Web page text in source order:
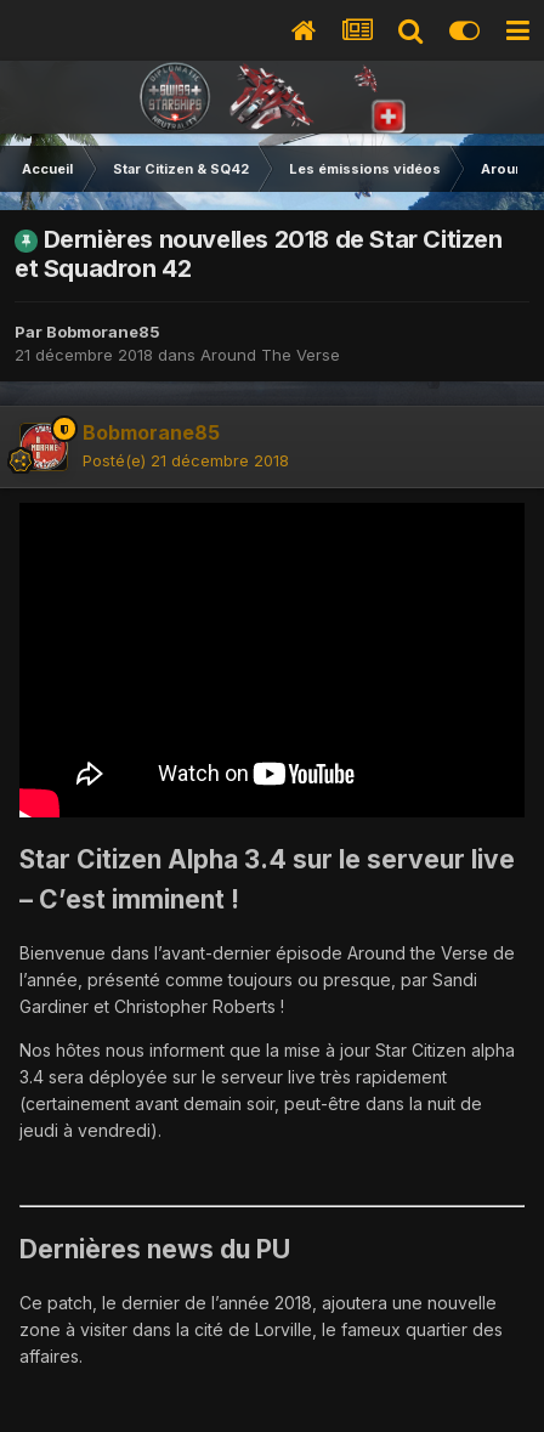
Accueil Star Citizen & SQ42 Les émissions vidéos Around
Dernières nouvelles 2018 de Star Citizen
et Squadron 42
Par Bobmorane85
21 décembre 2018 dans Around The Verse
Bobmorane85
Posté(e) 21 décembre 2018
Star Citizen Alpha 3.4 sur le serveur live
– C’est imminent !
Bienvenue dans l’avant-dernier épisode Around the Verse de
l’année, présenté comme toujours ou presque, par Sandi
Gardiner et Christopher Roberts !
Nos hôtes nous informent que la mise à jour Star Citizen alpha
3.4 sera déployée sur le serveur live très rapidement
(certainement avant demain soir, peut-être dans la nuit de
jeudi à vendredi).
Dernières news du PU
Ce patch, le dernier de l’année 2018, ajoutera une nouvelle
zone à visiter dans la cité de Lorville, le fameux quartier des
affaires.